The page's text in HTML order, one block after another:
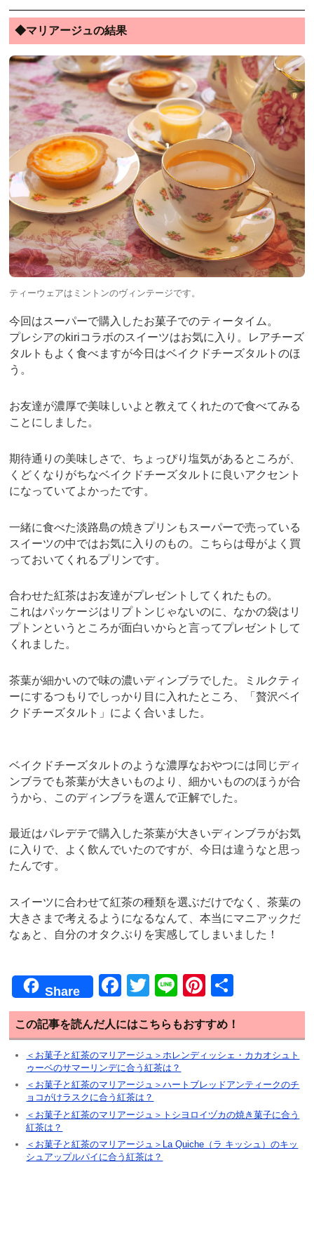
◆マリアージュの結果
ティーウェアはミントンのヴィンテージです。
今回はスーパーで購入したお菓子でのティータイム。
プレシアのkiriコラボのスイーツはお気に入り。レアチーズ
タルトもよく食べますが今日はベイクドチーズタルトのほ
う。
お友達が濃厚で美味しいよと教えてくれたので食べてみる
ことにしました。
期待通りの美味しさで、ちょっぴり塩気があるところが、
くどくなりがちなベイクドチーズタルトに良いアクセント
になっていてよかったです。
一緒に食べた淡路島の焼きプリンもスーパーで売っている
スイーツの中ではお気に入りのもの。こちらは母がよく買
っておいてくれるプリンです。
合わせた紅茶はお友達がプレゼントしてくれたもの。
これはパッケージはリプトンじゃないのに、なかの袋はリ
プトンというところが面白いからと言ってプレゼントして
くれました。
茶葉が細かいので味の濃いディンブラでした。ミルクティ
ーにするつもりでしっかり目に入れたところ、「贅沢ベイ
クドチーズタルト」によく合いました。
ベイクドチーズタルトのような濃厚なおやつには同じディ
ンブラでも茶葉が大きいものより、細かいもののほうが合
うから、このディンブラを選んで正解でした。
最近はパレデテで購入した茶葉が大きいディンブラがお気
に入りで、よく飲んでいたのですが、今日は違うなと思っ
たんです。
スイーツに合わせて紅茶の種類を選ぶだけでなく、茶葉の
大きさまで考えるようになるなんて、本当にマニアックだ
なぁと、自分のオタクぶりを実感してしまいました！
Share
F
a
c
e
b
o
o
k
T
wi
tt
er
Li
n
e
Pi
nt
er
e
st
有
この記事を読んだ人にはこちらもおすすめ！
＜お菓子と紅茶のマリアージュ＞ホレンディッシェ・カカオシュト
ゥーベのサマーリンデに合う紅茶は？
＜お菓子と紅茶のマリアージュ＞ハートブレッドアンティークのチ
ョコがけラスクに合う紅茶は？
＜お菓子と紅茶のマリアージュ＞トシヨロイヅカの焼き菓子に合う
紅茶は？
＜お菓子と紅茶のマリアージュ＞La Quiche（ラ キッシュ）のキッ
シュアップルパイに合う紅茶は？